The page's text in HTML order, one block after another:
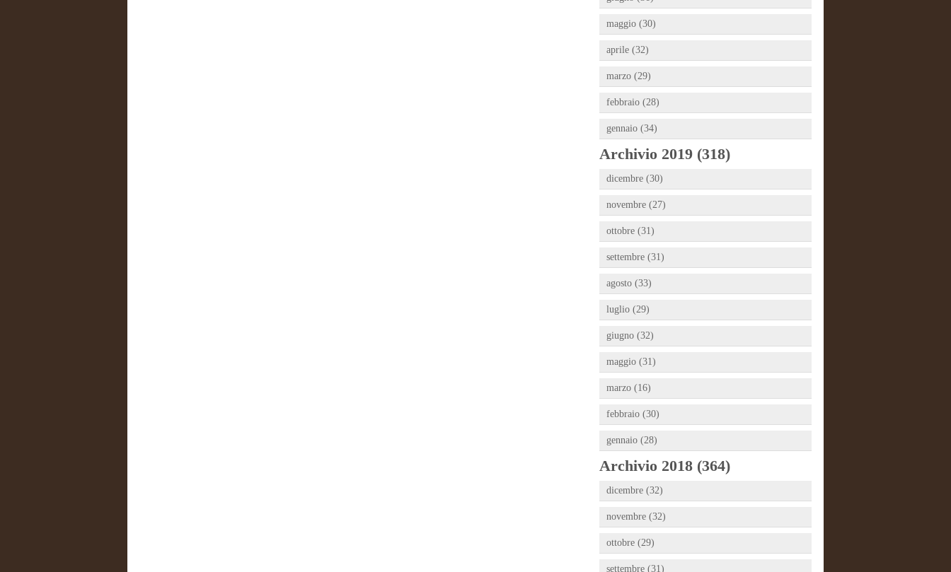
maggio (30)
aprile (32)
marzo (29)
febbraio (28)
gennaio (34)
Archivio 2019 (318)
dicembre (30)
novembre (27)
ottobre (31)
settembre (31)
agosto (33)
luglio (29)
giugno (32)
maggio (31)
marzo (16)
febbraio (30)
gennaio (28)
Archivio 2018 (364)
dicembre (32)
novembre (32)
ottobre (29)
settembre (31)